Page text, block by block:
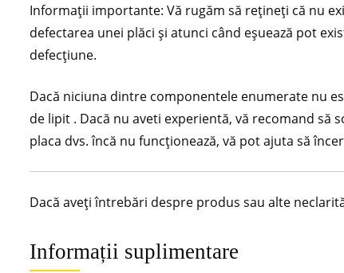
Informații importante: Vă rugăm să rețineți că nu
defectarea unei plăci și atunci când eșuează pot
defecțiune.
Dacă niciuna dintre componentele enumerate nu
de lipit . Dacă nu aveti experientă, vă recomand
placa dvs. încă nu funcționează, vă pot ajuta să
Dacă aveți întrebări despre produs sau alte
Informații suplimentare